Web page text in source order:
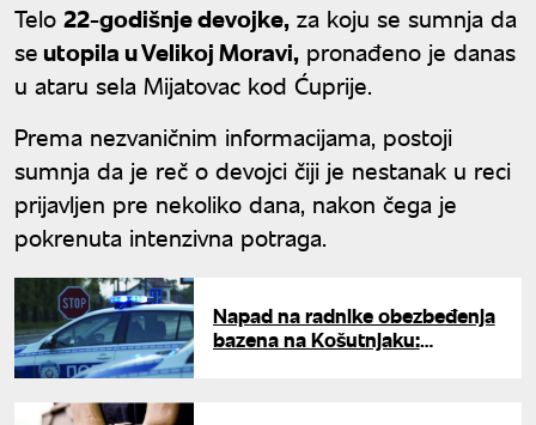
Telo 22-godišnje devojke, za koju se sumnja da
se utopila u Velikoj Moravi, pronađeno je danas
u ataru sela Mijatovac kod Ćuprije.
Prema nezvaničnim informacijama, postoji
sumnja da je reč o devojci čiji je nestanak u reci
prijavljen pre nekoliko dana, nakon čega je
pokrenuta intenzivna potraga.
Napad na radnike obezbeđenja
bazena na Košutnjaku: